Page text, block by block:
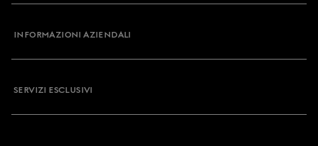
INFORMAZIONI AZIENDALI
SERVIZI ESCLUSIVI